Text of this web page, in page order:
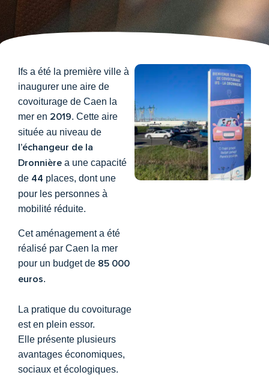
Ifs a été la première ville à
inaugurer une aire de
covoiturage de Caen la
mer en 2019. Cette aire
située au niveau de
l’échangeur de la
Dronnière a une capacité
de 44 places, dont une
pour les personnes à
mobilité réduite.
Cet aménagement a été
réalisé par Caen la mer
pour un budget de 85 000
euros.
La pratique du covoiturage
est en plein essor.
Elle présente plusieurs
avantages économiques,
sociaux et écologiques.